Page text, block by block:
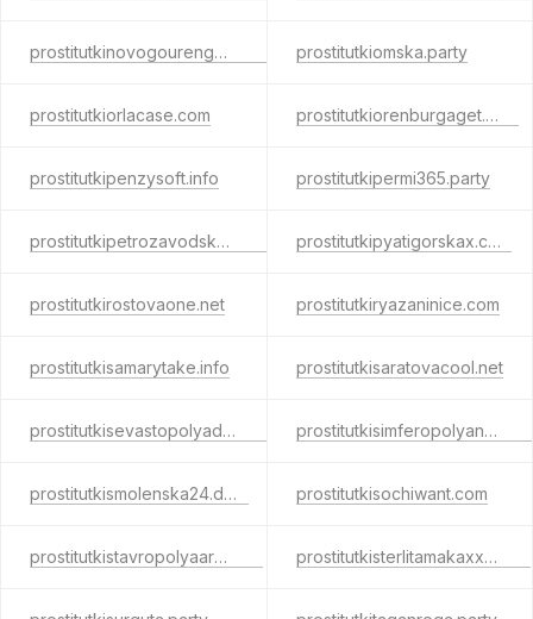
prostitutkinovogourengoyasexy.net prostitutkiomska.party
prostitutkiorlacase.com prostitutkiorenburgaget.com
prostitutkipenzysoft.info prostitutkipermi365.party
prostitutkipetrozavodskaher.net prostitutkipyatigorskax.com
prostitutkirostovaone.net prostitutkiryazaninice.com
prostitutkisamarytake.info prostitutkisaratovacool.net
prostitutkisevastopolyadeep.net prostitutkisimferopolyanow.com
prostitutkismolenska24.date prostitutkisochiwant.com
prostitutkistavropolyaarea.net prostitutkisterlitamakaxxx.com